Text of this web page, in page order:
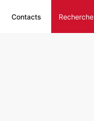
Contacts